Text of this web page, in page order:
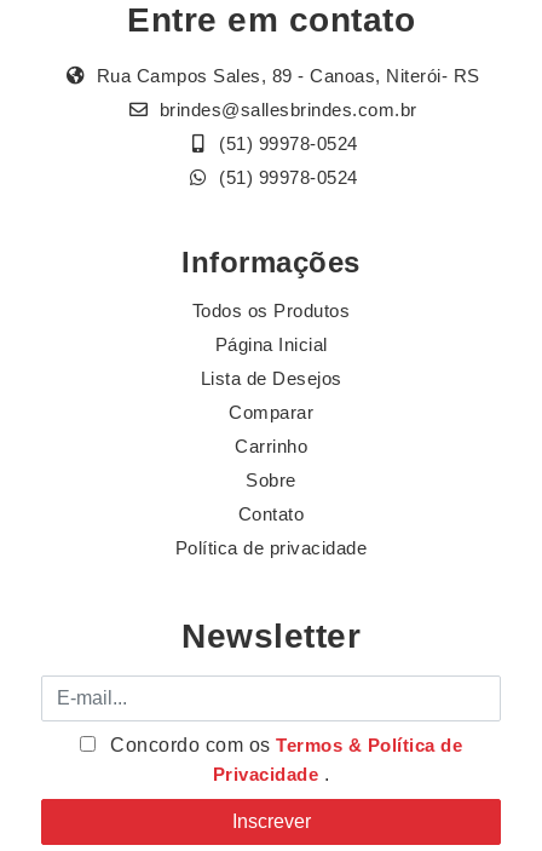
Entre em contato
Rua Campos Sales, 89 - Canoas, Niterói- RS
brindes@sallesbrindes.com.br
(51) 99978-0524
(51) 99978-0524
Informações
Todos os Produtos
Página Inicial
Lista de Desejos
Comparar
Carrinho
Sobre
Contato
Política de privacidade
Newsletter
E-mail
Concordo com osTermos & Política de
Privacidade .